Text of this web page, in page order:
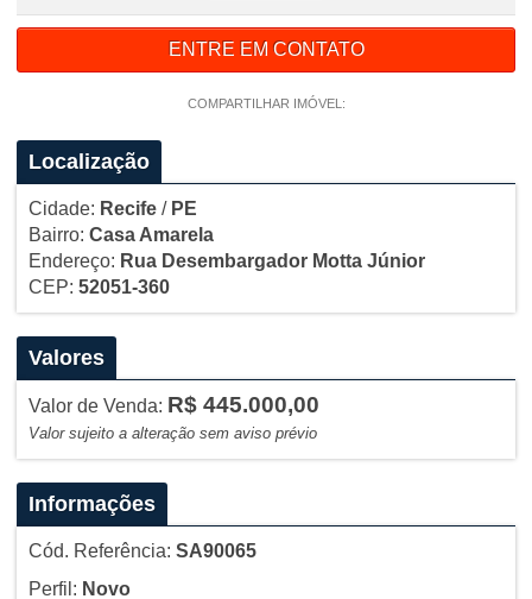
ENTRE EM CONTATO
COMPARTILHAR IMÓVEL:
Localização
Cidade: Recife/ PE
Bairro: Casa Amarela
Endereço: Rua Desembargador Motta Júnior
CEP: 52051-360
Valores
Valor de Venda: R$ 445.000,00
Valor sujeito a alteração sem aviso prévio
Informações
Cód. Referência: SA90065
Perfil: Novo